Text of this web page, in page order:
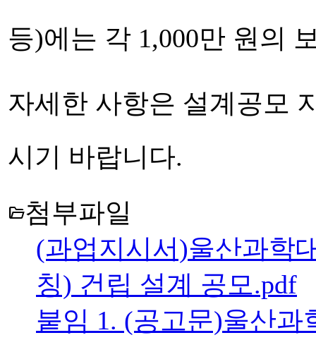
등)에는 각 1,000만 원의
자세한 사항은 설계공모
시기 바랍니다.
folder_open첨부파일
(과업지시서)울산과학
칭) 건립 설계 공모.pdf
붙임 1. (공고문)울산